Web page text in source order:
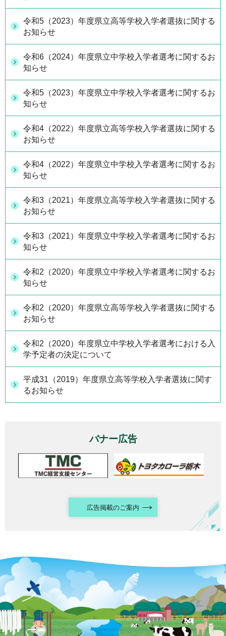
令和5（2023）年度県立高等学校入学者選抜に関する
お知らせ
令和6（2024）年度県立中学校入学者選考に関するお
知らせ
令和5（2023）年度県立中学校入学者選考に関するお
知らせ
令和4（2022）年度県立高等学校入学者選抜に関する
お知らせ
令和4（2022）年度県立中学校入学者選考に関するお
知らせ
令和3（2021）年度県立高等学校入学者選抜に関する
お知らせ
令和3（2021）年度県立中学校入学者選考に関するお
知らせ
令和2（2020）年度県立中学校入学者選考に関するお
知らせ
令和2（2020）年度県立高等学校入学者選抜に関する
お知らせ
令和2（2020）年度県立中学校入学者選考における入
学予定者の決定について
平成31（2019）年度県立高等学校入学者選抜に関す
るお知らせ
バナー広告
広告掲載のご案内